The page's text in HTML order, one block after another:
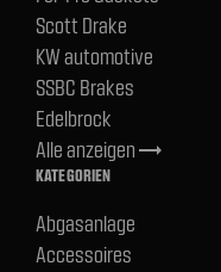
Scott Drake
KW automotive
SSBC Brakes
Edelbrock
Alle anzeigentrending_flat
KATEGORIEN
Abgasanlage
Accessoires